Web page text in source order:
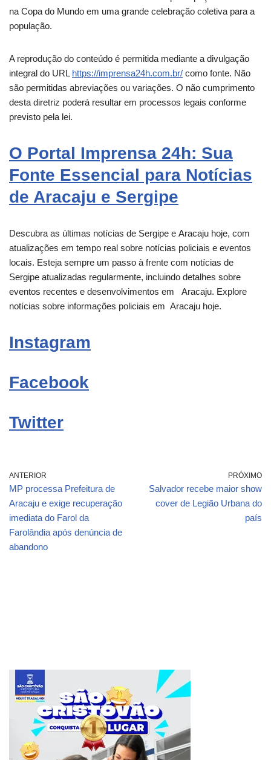
na Copa do Mundo em uma grande celebração coletiva para a
população.
A reprodução do conteúdo é permitida mediante a divulgação
integral do URL https://imprensa24h.com.br/ como fonte. Não
são permitidas abreviações ou variações. O não cumprimento
desta diretriz poderá resultar em processos legais conforme
previsto pela lei.
O Portal Imprensa 24h: Sua
Fonte Essencial para Notícias
de Aracaju e Sergipe
Descubra as últimas notícias de Sergipe e Aracaju hoje, com
atualizações em tempo real sobre notícias policiais e eventos
locais. Esteja sempre um passo à frente com notícias de
Sergipe atualizadas regularmente, incluindo detalhes sobre
eventos recentes e desenvolvimentos em Aracaju. Explore
notícias sobre informações policiais em Aracaju hoje.
Instagram
Facebook
Twitter
ANTERIOR
MP processa Prefeitura de
Aracaju e exige recuperação
imediata do Farol da
Farolândia após denúncia de
abandono
PRÓXIMO
Salvador recebe maior show
cover de Legião Urbana do
país